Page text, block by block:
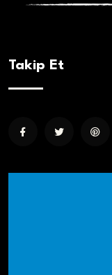
Takip Et